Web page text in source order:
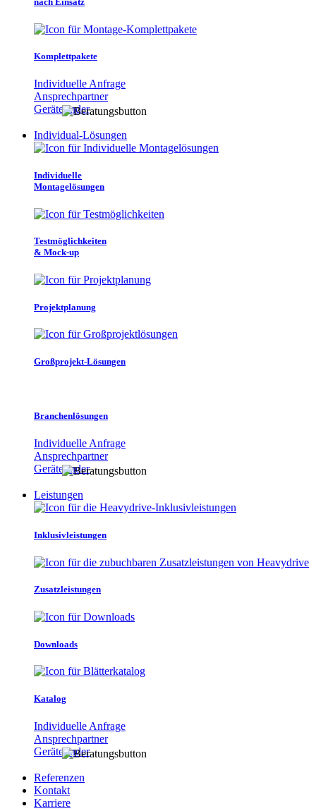
Komplettpakete
Individuelle Anfrage
Ansprechpartner
Gerätefinder
Individual-Lösungen
Individuelle
Montagelösungen
Testmöglichkeiten
& Mock-up
Projektplanung
Großprojekt-Lösungen
Branchenlösungen
Individuelle Anfrage
Ansprechpartner
Gerätefinder
Leistungen
Inklusivleistungen
Zusatzleistungen
Downloads
Katalog
Individuelle Anfrage
Ansprechpartner
Gerätefinder
Referenzen
Kontakt
Karriere